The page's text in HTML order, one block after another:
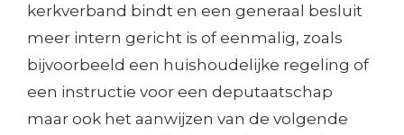
kerkverband bindt en een generaal besluit
meer intern gericht is of eenmalig, zoals
bijvoorbeeld een huishoudelijke regeling of
een instructie voor een deputaatschap
maar ook het aanwijzen van de volgende